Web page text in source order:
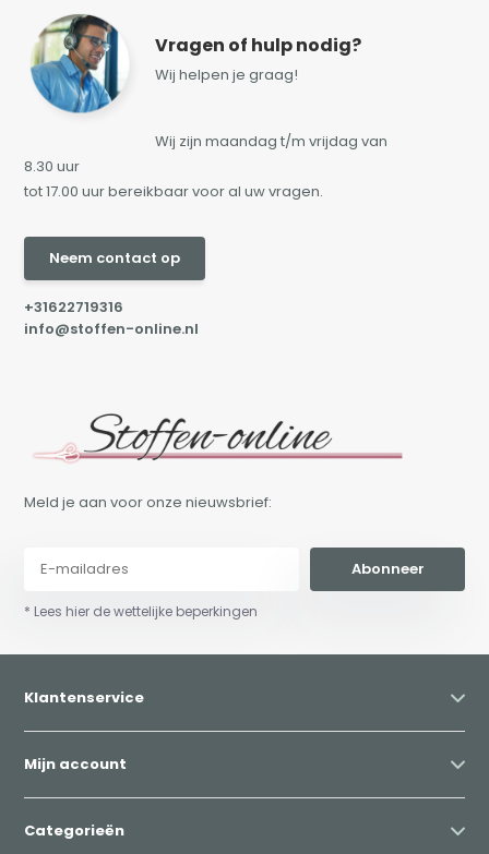
Vragen of hulp nodig?
Wij helpen je graag!
Wij zijn maandag t/m vrijdag van
8.30 uur
tot 17.00 uur bereikbaar voor al uw vragen.
Neem contact op
+31622719316
info@stoffen-online.nl
Meld je aan voor onze nieuwsbrief:
Abonneer
* Lees hier de wettelijke beperkingen
Klantenservice
Mijn account
Categorieën